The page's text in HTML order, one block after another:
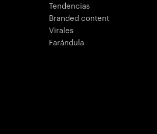
Tendencias
Branded content
Virales
Farándula